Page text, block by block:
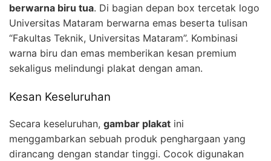
berwarna biru tua. Di bagian depan box tercetak logo
Universitas Mataram berwarna emas beserta tulisan
“Fakultas Teknik, Universitas Mataram”. Kombinasi
warna biru dan emas memberikan kesan premium
sekaligus melindungi plakat dengan aman.
Kesan Keseluruhan
Secara keseluruhan, gambar plakat ini
menggambarkan sebuah produk penghargaan yang
dirancang dengan standar tinggi. Cocok digunakan